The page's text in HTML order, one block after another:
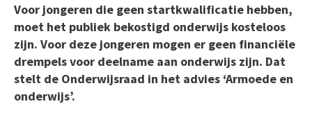
Voor jongeren die geen startkwalificatie hebben,
moet het publiek bekostigd onderwijs kosteloos
zijn. Voor deze jongeren mogen er geen financiële
drempels voor deelname aan onderwijs zijn. Dat
stelt de Onderwijsraad in het advies ‘Armoede en
onderwijs’.